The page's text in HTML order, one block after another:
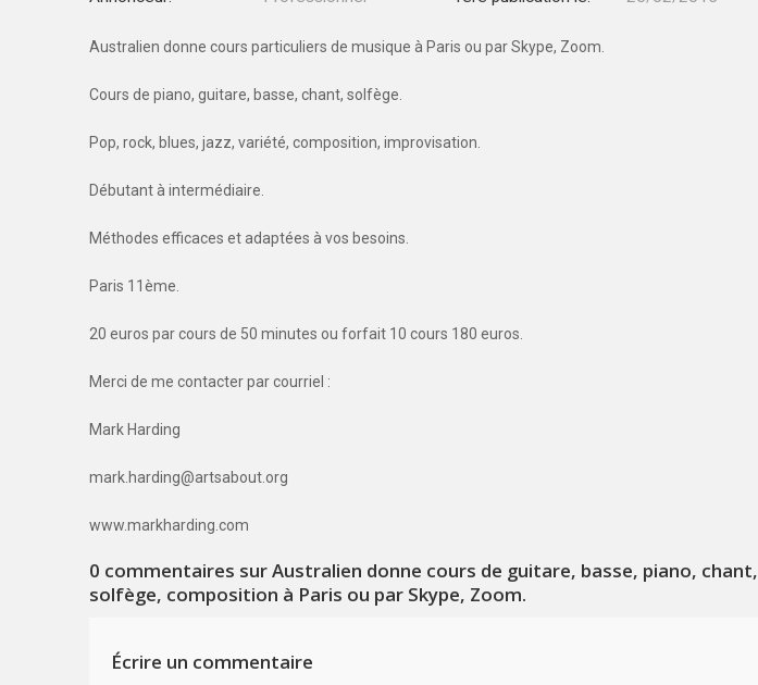
Australien donne cours particuliers de musique à Paris ou par Skype, Zoom.
Cours de piano, guitare, basse, chant, solfège.
Pop, rock, blues, jazz, variété, composition, improvisation.
Débutant à intermédiaire.
Méthodes efficaces et adaptées à vos besoins.
Paris 11ème.
20 euros par cours de 50 minutes ou forfait 10 cours 180 euros.
Merci de me contacter par courriel :
Mark Harding
mark.harding@artsabout.org
www.markharding.com
0 commentaires sur Australien donne cours de guitare, basse, piano, chant,
solfège, composition à Paris ou par Skype, Zoom.
Écrire un commentaire